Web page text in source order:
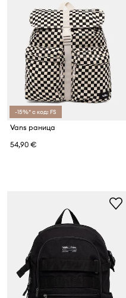
-15%* с код: FS
Vans раница
54,90 €